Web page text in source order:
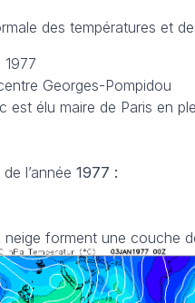
des températures et
Georges-Pompidou
est élu maire de Paris en
l’année 1977 :
neige forment une couche